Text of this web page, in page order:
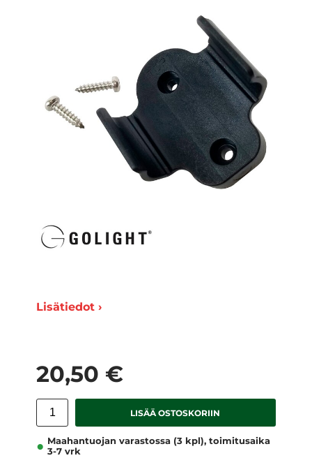
Lisätiedot ›
20,50 €
LISÄÄ OSTOSKORIIN
Maahantuojan varastossa (3 kpl), toimitusaika
3-7 vrk